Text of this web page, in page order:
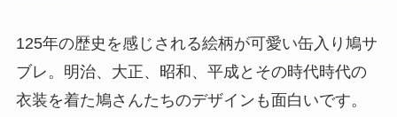
125年の歴史を感じされる絵柄が可愛い缶入り鳩サ
ブレ。明治、大正、昭和、平成とその時代時代の
衣装を着た鳩さんたちのデザインも面白いです。